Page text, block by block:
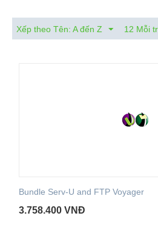
Xếp theo Tên: A đến Z 12 Mỗi
Bundle Serv-U and FTP Voyager
3.758.400 VNĐ